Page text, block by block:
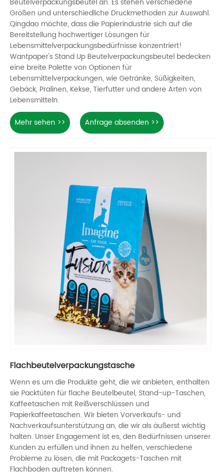
Größen und unterschiedliche Druckmethoden zur Auswahl.
Qingdao möchte, dass die Papierindustrie sich auf die
Bereitstellung hochwertiger Lösungen für
Lebensmittelverpackungsbedürfnisse konzentriert!
Wantpaper's Stand Up Beutelverpackungsbeutel bedecken
eine breite Palette von Optionen für
Lebensmittelverpackungen, wie Getränke, Süßigkeiten,
Gebäck, Pralinen, Kekse, Tierfutter und andere Arten von
Lebensmitteln.
Mehr sehen >>
Anfrage absenden >>
Flachbeutelverpackungstasche
Wenn es um die Produkte geht, die wir anbieten, enthalten
sie Packtüten für flache Beutelbeutel, Stand-up-Taschen,
Kaffeetaschen mit Reißverschlüssen und
Papierkaffeetaschen. Wir bieten Vorverkaufs- und
Nachverkaufsunterstützung an, die wir als äußerst wichtig
halten. Unser Engagement ist es, den Bedürfnissen unserer
Kunden zu erfüllen und ihnen zu helfen, verschiedene
Probleme zu lösen, die mit Packagets-Taschen mit
Flachboden auftreten können.